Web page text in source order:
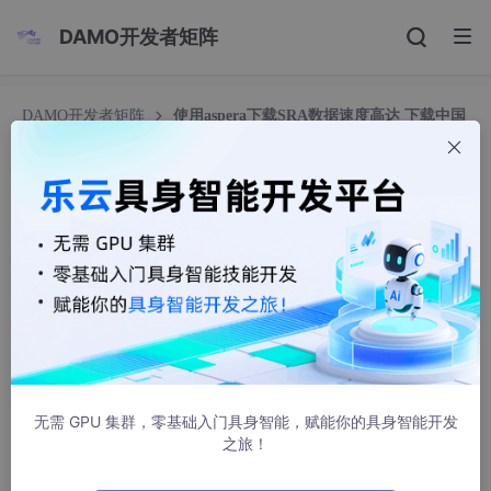
DAMO开发者矩阵
DAMO开发者矩阵
使用aspera下载SRA数据速度高达 下载中国
使用aspera下载SRA数据速度高达 下载中国gsa数
据? ascp 密钥位置
YoungLeeyou
转载自：秘籍 | 惊了，使用aspera下载SRA数据速度高达
无需 GPU 集群，零基础入门具身智能，赋能你的具身智能开发
之旅！